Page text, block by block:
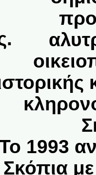
1993
Σκόπια